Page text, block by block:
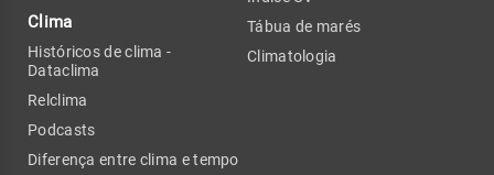
Clima
Históricos de clima -
Dataclima
Relclima
Podcasts
Diferença entre clima e tempo
Tábua de marés
Climatologia